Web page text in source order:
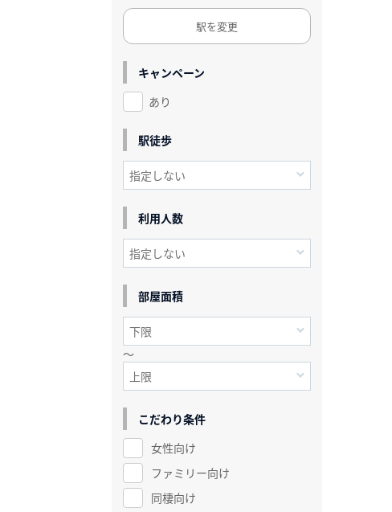
駅を変更
キャンペーン
あり
駅徒歩
利用人数
部屋面積
～
こだわり条件
女性向け
ファミリー向け
同棲向け